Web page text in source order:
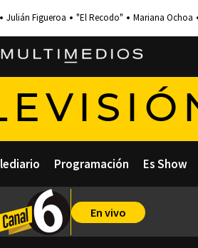
Julián Figueroa "El Recodo" Mariana Ochoa
Programación Es Show
En vivo